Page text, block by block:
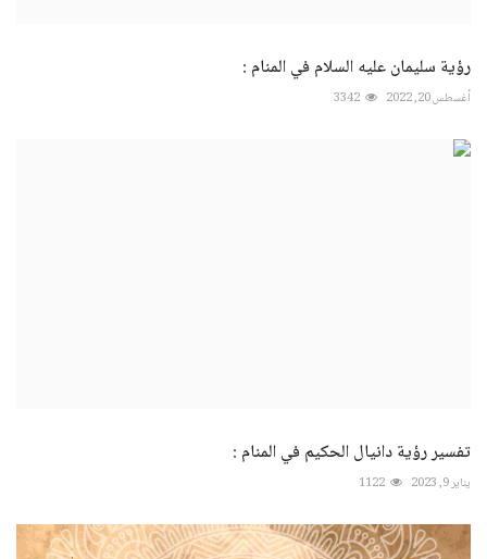
رؤية سليمان عليه السلام في المنام :
أغسطس 20, 2022 3342
تفسير رؤية دانيال الحكيم في المنام :
يناير 9, 2023 1122